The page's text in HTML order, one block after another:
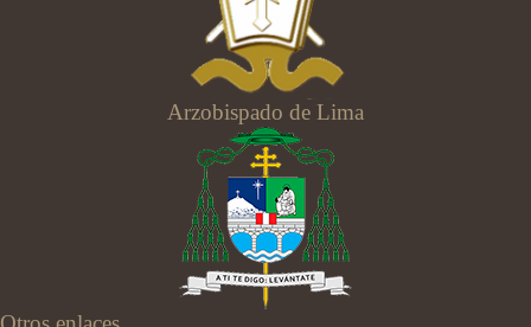
Arzobispado de Lima